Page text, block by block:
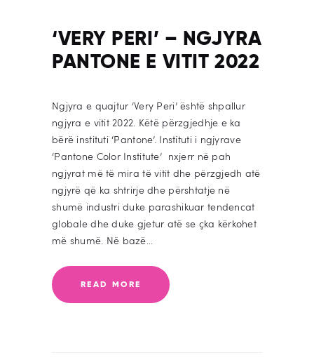
‘VERY PERI’ – NGJYRA
PANTONE E VITIT 2022
Ngjyra e quajtur ‘Very Peri’ është shpallur
ngjyra e vitit 2022. Këtë përzgjedhje e ka
bërë instituti ‘Pantone’. Instituti i ngjyrave
‘Pantone Color Institute’ nxjerr në pah
ngjyrat më të mira të vitit dhe përzgjedh atë
ngjyrë që ka shtrirje dhe përshtatje në
shumë industri duke parashikuar tendencat
globale dhe duke gjetur atë se çka kërkohet
më shumë. Në bazë…
READ MORE